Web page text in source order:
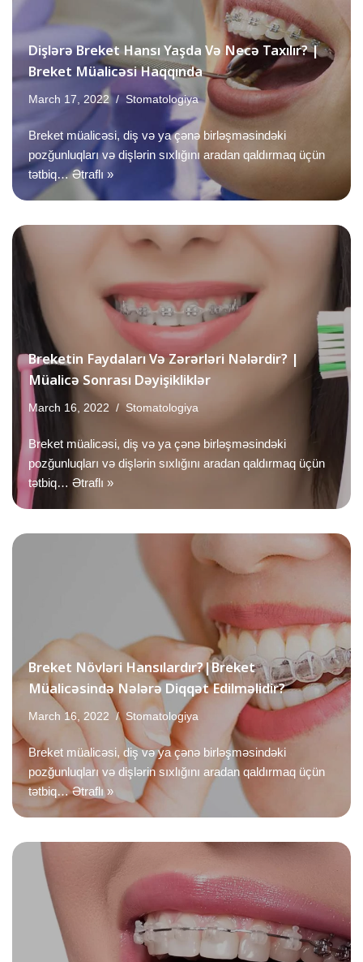
Dişlərə Breket Hansı Yaşda Və Necə Taxılır? |
Breket Müalicəsi Haqqında
March 17, 2022 Stomatologiya
Breket müalicəsi, diş və ya çənə birləşməsindəki
pozğunluqları və dişlərin sıxlığını aradan qaldırmaq üçün
tətbiq…Ətraflı »
Breketin Faydaları Və Zərərləri Nələrdir? |
Müalicə Sonrası Dəyişikliklər
March 16, 2022 Stomatologiya
Breket müalicəsi, diş və ya çənə birləşməsindəki
pozğunluqları və dişlərin sıxlığını aradan qaldırmaq üçün
tətbiq… Ətraflı »
Breket Növləri Hansılardır?|Breket
Müalicəsində Nələrə Diqqət Edilməlidir?
March 16, 2022 Stomatologiya
Breket müalicəsi, diş və ya çənə birləşməsindəki
pozğunluqları və dişlərin sıxlığını aradan qaldırmaq üçün
tətbiq…Ətraflı »